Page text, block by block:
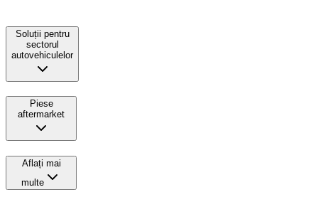
Soluții pentru
sectorul
autovehiculelor
Piese
aftermarket
Aflați mai
multe